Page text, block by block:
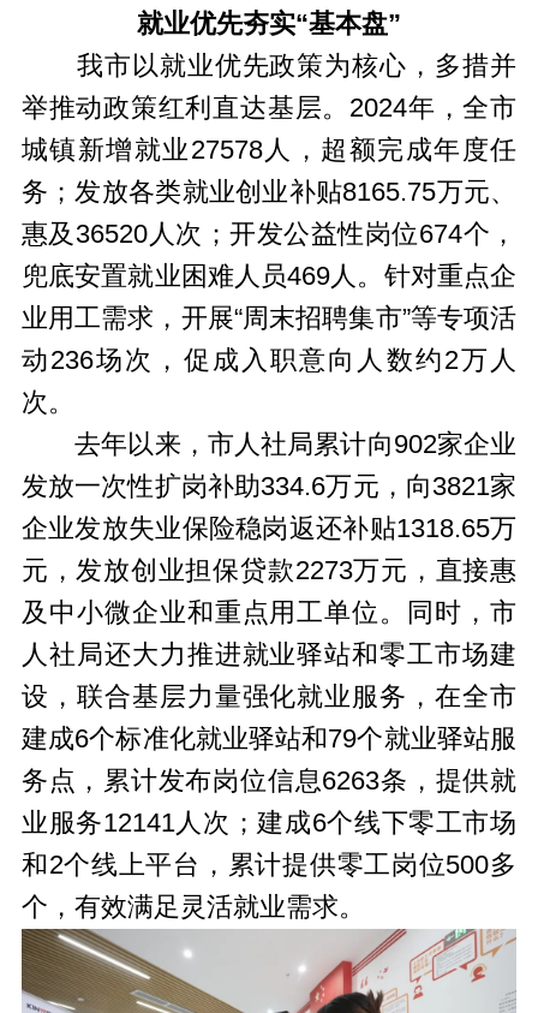
就业优先夯实“基本盘”
我市以就业优先政策为核心，多措并
举推动政策红利直达基层。2024年，全市
城镇新增就业27578人，超额完成年度任
务；发放各类就业创业补贴8165.75万元、
惠及36520人次；开发公益性岗位674个，
兜底安置就业困难人员469人。针对重点企
业用工需求，开展“周末招聘集市”等专项活
动236场次，促成入职意向人数约2万人
次。
去年以来，市人社局累计向902家企业
发放一次性扩岗补助334.6万元，向3821家
企业发放失业保险稳岗返还补贴1318.65万
元，发放创业担保贷款2273万元，直接惠
及中小微企业和重点用工单位。同时，市
人社局还大力推进就业驿站和零工市场建
设，联合基层力量强化就业服务，在全市
建成6个标准化就业驿站和79个就业驿站服
务点，累计发布岗位信息6263条，提供就
业服务12141人次；建成6个线下零工市场
和2个线上平台，累计提供零工岗位500多
个，有效满足灵活就业需求。